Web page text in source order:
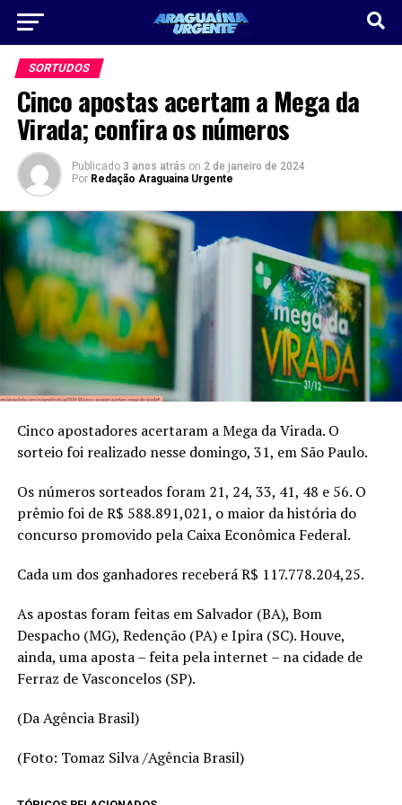
SORTUDOS
Cinco apostas acertam a Mega da
Virada; confira os números
Publicado 3 anos atrás on 2 de janeiro de 2024
Por Redação Araguaina Urgente
Cinco apostadores acertaram a Mega da Virada. O
sorteio foi realizado nesse domingo, 31, em São Paulo.
Os números sorteados foram 21, 24, 33, 41, 48 e 56. O
prêmio foi de R$ 588.891,021, o maior da história do
concurso promovido pela Caixa Econômica Federal.
Cada um dos ganhadores receberá R$ 117.778.204,25.
As apostas foram feitas em Salvador (BA), Bom
Despacho (MG), Redenção (PA) e Ipira (SC). Houve,
ainda, uma aposta – feita pela internet – na cidade de
Ferraz de Vasconcelos (SP).
(Da Agência Brasil)
(Foto: Tomaz Silva /Agência Brasil)